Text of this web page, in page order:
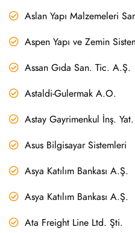
Aslan Yapı Malzemeleri
Aspen Yapı ve Zemin
Assan Gıda San. Tic. A.Ş.
Astaldi-Gulermak A.O.
Astay Gayrimenkul İnş.
Asus Bilgisayar Sistemleri
Asya Katılım Bankası A.Ş.
Asya Katılım Bankası A.Ş.
Ata Freight Line Ltd. Şti.